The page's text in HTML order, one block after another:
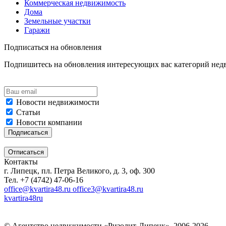
Коммерческая недвижимость
Дома
Земельные участки
Гаражи
Подписаться на обновления
Подпишитесь на обновления интересующих вас категорий
Новости недвижимости
Статьи
Новости компании
Контакты
г. Липецк, пл. Петра Великого, д. 3, оф. 300
Тел. +7 (4742) 47-06-16
office@kvartira48.ru office3@kvartira48.ru
kvartira48ru